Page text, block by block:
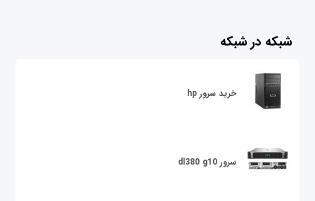
شبکه در شبکه
خرید سرور hp
سرور dl380 g10